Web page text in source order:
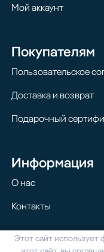
Мой аккаунт
Покупателям
Пользовательское
Доставка и возврат
Подарочный
Информация
О нас
Контакты
© 2024
Этот сайт